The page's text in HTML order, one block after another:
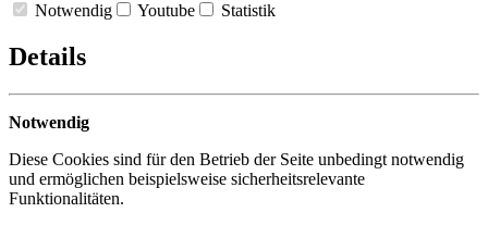
Notwendig Youtube Statistik
Details
Notwendig
Diese Cookies sind für den Betrieb der Seite unbedingt notwendig
und ermöglichen beispielsweise sicherheitsrelevante
Funktionalitäten.